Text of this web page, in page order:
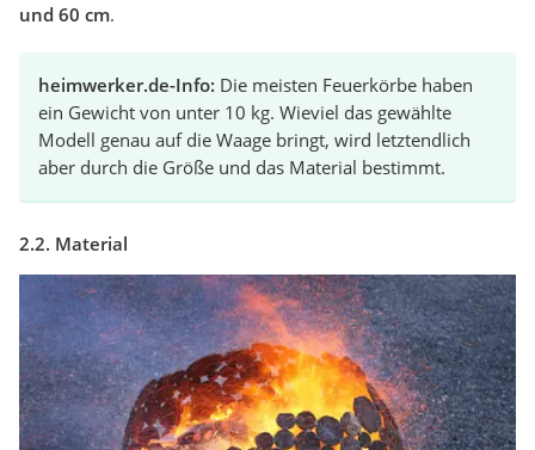
und 60 cm.
heimwerker.de-Info: Die meisten Feuerkörbe haben
ein Gewicht von unter 10 kg. Wieviel das gewählte
Modell genau auf die Waage bringt, wird letztendlich
aber durch die Größe und das Material bestimmt.
2.2. Material